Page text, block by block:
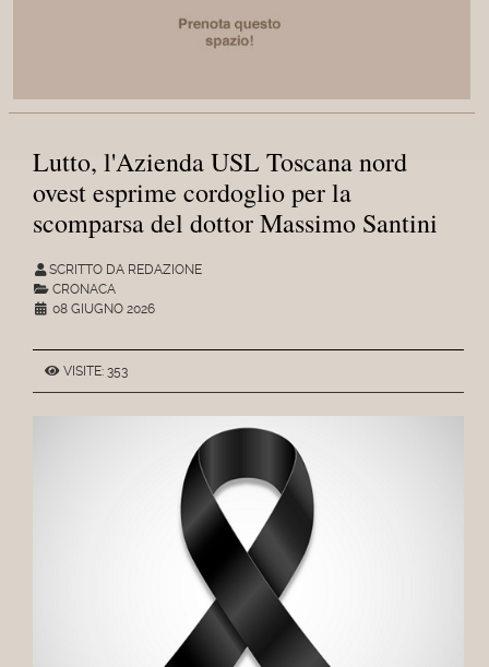
Lutto, l'Azienda USL Toscana nord
ovest esprime cordoglio per la
scomparsa del dottor Massimo Santini
SCRITTO DA REDAZIONE
CRONACA
08 GIUGNO 2026
VISITE: 353